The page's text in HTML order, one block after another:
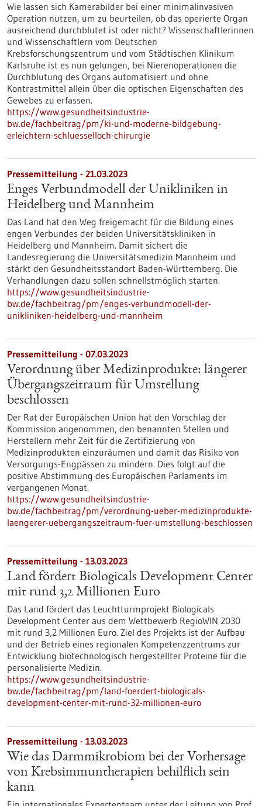
Wie lassen sich Kamerabilder bei einer minimalinvasiven
Operation nutzen, um zu beurteilen, ob das operierte Organ
ausreichend durchblutet ist oder nicht? Wissenschaftlerinnen
und Wissenschaftlern vom Deutschen
Krebsforschungszentrum und vom Städtischen Klinikum
Karlsruhe ist es nun gelungen, bei Nierenoperationen die
Durchblutung des Organs automatisiert und ohne
Kontrastmittel allein über die optischen Eigenschaften des
Gewebes zu erfassen.
https://www.gesundheitsindustrie-
bw.de/fachbeitrag/pm/ki-und-moderne-bildgebung-
erleichtern-schluesselloch-chirurgie
Pressemitteilung - 21.03.2023
Enges Verbundmodell der Unikliniken in
Heidelberg und Mannheim
Das Land hat den Weg freigemacht für die Bildung eines
engen Verbundes der beiden Universitätskliniken in
Heidelberg und Mannheim. Damit sichert die
Landesregierung die Universitätsmedizin Mannheim und
stärkt den Gesundheitsstandort Baden-Württemberg. Die
Verhandlungen dazu sollen schnellstmöglich starten.
https://www.gesundheitsindustrie-
bw.de/fachbeitrag/pm/enges-verbundmodell-der-
unikliniken-heidelberg-und-mannheim
Pressemitteilung - 07.03.2023
Verordnung über Medizinprodukte: längerer
Übergangszeitraum für Umstellung
beschlossen
Der Rat der Europäischen Union hat den Vorschlag der
Kommission angenommen, den benannten Stellen und
Herstellern mehr Zeit für die Zertifizierung von
Medizinprodukten einzuräumen und damit das Risiko von
Versorgungs-Engpässen zu mindern. Dies folgt auf die
positive Abstimmung des Europäischen Parlaments im
vergangenen Monat.
https://www.gesundheitsindustrie-
bw.de/fachbeitrag/pm/verordnung-ueber-medizinprodukte-
laengerer-uebergangszeitraum-fuer-umstellung-beschlossen
Pressemitteilung - 13.03.2023
Land fördert Biologicals Development Center
mit rund 3,2 Millionen Euro
Das Land fördert das Leuchtturmprojekt Biologicals
Development Center aus dem Wettbewerb RegioWIN 2030
mit rund 3,2 Millionen Euro. Ziel des Projekts ist der Aufbau
und der Betrieb eines regionalen Kompetenzzentrums zur
Entwicklung biotechnologisch hergestellter Proteine für die
personalisierte Medizin.
https://www.gesundheitsindustrie-
bw.de/fachbeitrag/pm/land-foerdert-biologicals-
development-center-mit-rund-32-millionen-euro
Pressemitteilung - 13.03.2023
Wie das Darmmikrobiom bei der Vorhersage
von Krebsimmuntherapien behilflich sein
kann